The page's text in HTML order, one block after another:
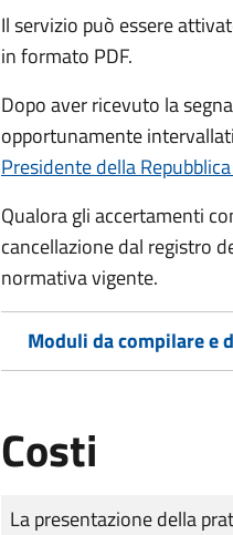
Il servizio può essere
in formato PDF.
Dopo aver ricevuto la
opportunamente
Presidente della
Qualora gli accertamenti
cancellazione dal registro
normativa vigente.
Moduli da compilare e
Costi
Tipo di pagamento
Importo
La presentazione della